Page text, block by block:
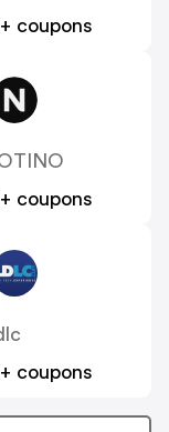
coupons
coupons
coupons